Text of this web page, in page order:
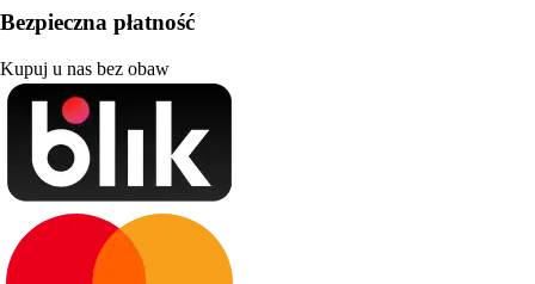
Bezpieczna płatność
Kupuj u nas bez obaw